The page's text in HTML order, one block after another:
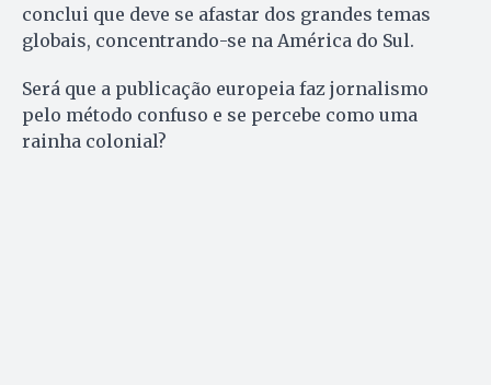
conclui que deve se afastar dos grandes temas
globais, concentrando-se na América do Sul.
Será que a publicação europeia faz jornalismo
pelo método confuso e se percebe como uma
rainha colonial?